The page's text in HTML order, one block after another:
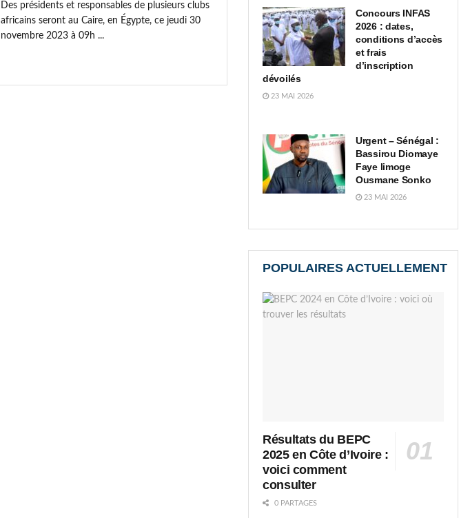
Des présidents et responsables de plusieurs clubs
africains seront au Caire, en Égypte, ce jeudi 30
novembre 2023 à 09h ...
Concours INFAS
2026 : dates,
conditions d’accès
et frais
d’inscription
dévoilés
23 MAI 2026
Urgent – Sénégal :
Bassirou Diomaye
Faye limoge
Ousmane Sonko
23 MAI 2026
POPULAIRES ACTUELLEMENT
Résultats du BEPC
2025 en Côte d’Ivoire :
voici comment
consulter
0 PARTAGES